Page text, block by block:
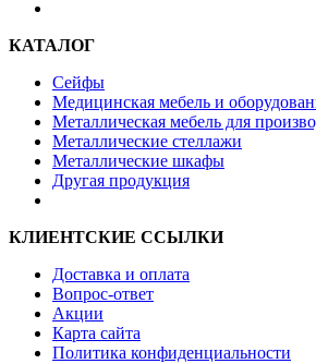
КАТАЛОГ
Сейфы
Медицинская мебель и
Металлическая мебель для
Металлические стеллажи
Металлические шкафы
Другая продукция
КЛИЕНТСКИЕ ССЫЛКИ
Доставка и оплата
Вопрос-ответ
Акции
Карта сайта
Политика конфиденциальности